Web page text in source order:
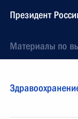
Президент
Материалы по